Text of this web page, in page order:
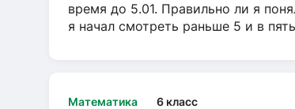
время до 5.01. Правильно ли я
я начал смотреть раньше 5 и в
Математика 6 класс